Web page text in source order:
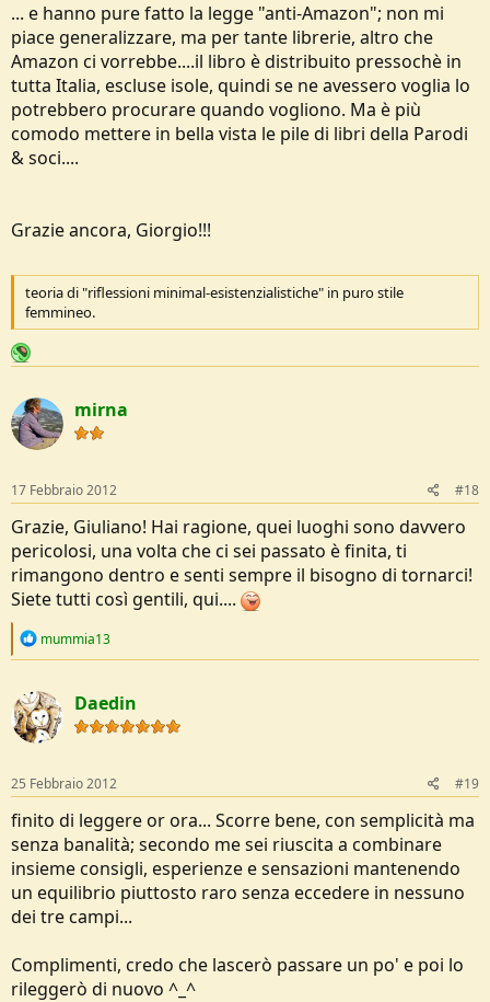
... e hanno pure fatto la legge "anti-Amazon"; non mi
piace generalizzare, ma per tante librerie, altro che
Amazon ci vorrebbe....il libro è distribuito pressochè in
tutta Italia, escluse isole, quindi se ne avessero voglia lo
potrebbero procurare quando vogliono. Ma è più
comodo mettere in bella vista le pile di libri della Parodi
& soci....
Grazie ancora, Giorgio!!!
teoria di "riflessioni minimal-esistenzialistiche" in puro stile
femmineo.
mirna
17 Febbraio 2012 #18
Grazie, Giuliano! Hai ragione, quei luoghi sono davvero
pericolosi, una volta che ci sei passato è finita, ti
rimangono dentro e senti sempre il bisogno di tornarci!
Siete tutti così gentili, qui....
R
c
t
i
o
s
:
mummia13
Daedin
25 Febbraio 2012 #19
finito di leggere or ora... Scorre bene, con semplicità ma
senza banalità; secondo me sei riuscita a combinare
insieme consigli, esperienze e sensazioni mantenendo
un equilibrio piuttosto raro senza eccedere in nessuno
dei tre campi...
Complimenti, credo che lascerò passare un po' e poi lo
rileggerò di nuovo ^_^